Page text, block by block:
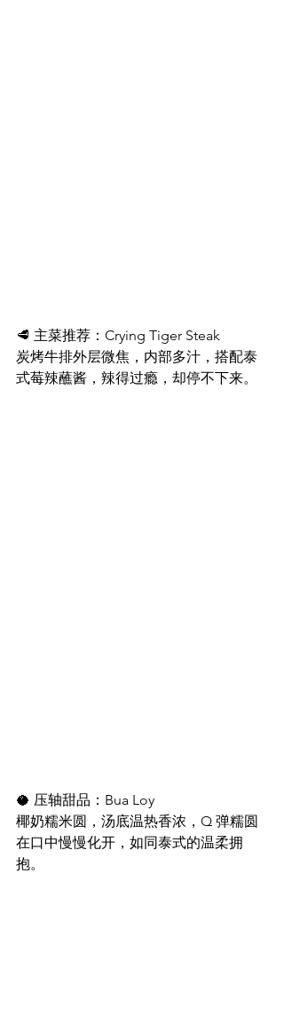
🥩 主菜推荐：Crying Tiger Steak
炭烤牛排外层微焦，内部多汁，搭配泰
式莓辣蘸酱，辣得过瘾，却停不下来。
🥥 压轴甜品：Bua Loy
椰奶糯米圆，汤底温热香浓，Q 弹糯圆
在口中慢慢化开，如同泰式的温柔拥
抱。